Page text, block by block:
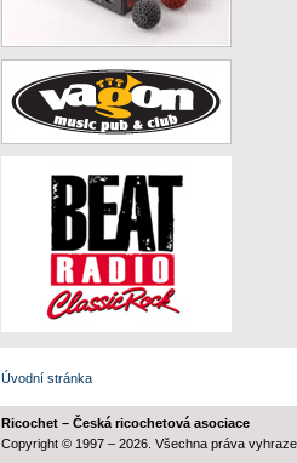
Úvodní stránka
Ricochet – Česká ricochetová asociace
Copyright © 1997 – 2026. Všechna práva